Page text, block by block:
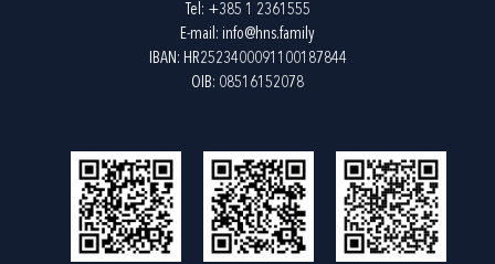
Tel: +385 1 2361555
E-mail: info@hns.family
IBAN: HR2523400091100187844
OIB: 08516152078